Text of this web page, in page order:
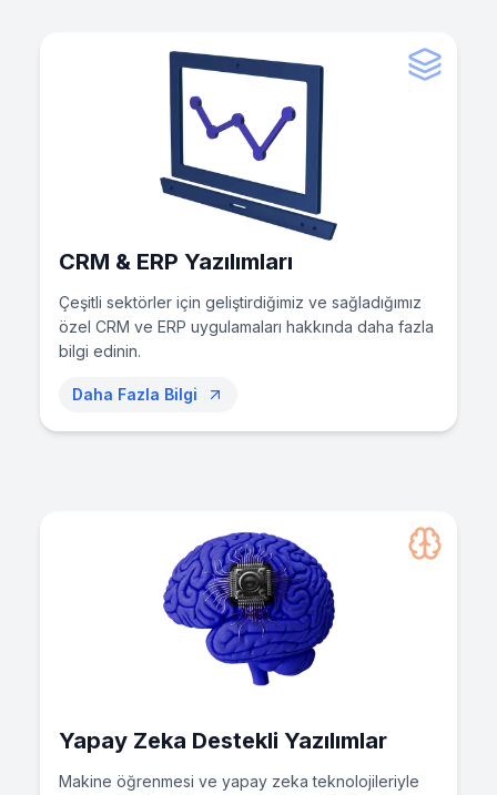
0
1
1
CRM & ERP Yazılımları
Çeşitli sektörler için geliştirdiğimiz ve sağladığımız
özel CRM ve ERP uygulamaları hakkında daha fazla
bilgi edinin.
Daha Fazla Bilgi
Yapay Zeka Destekli Yazılımlar
Makine öğrenmesi ve yapay zeka teknolojileriyle